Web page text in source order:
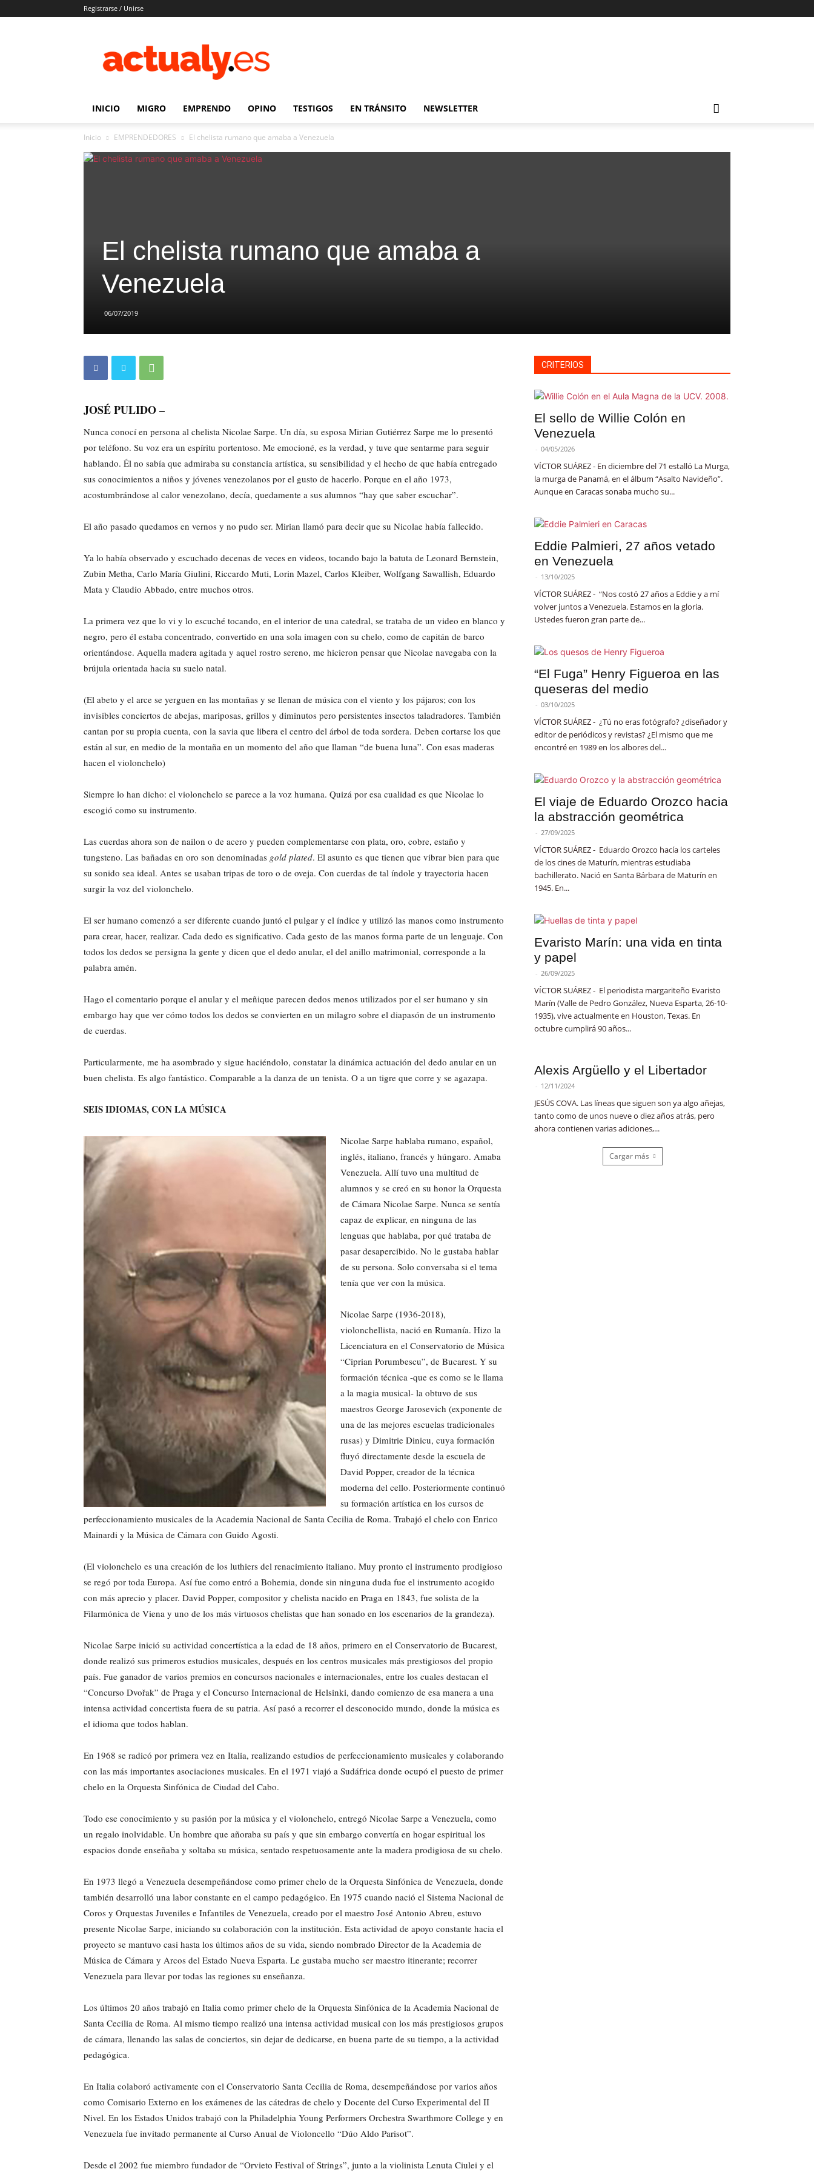
Registrarse / Unirse
|
Noticias
venezolanos
INICIO MIGRO EMPRENDO OPINO TESTIGOS EN TRÁNSITO NEWSLETTER
Inicio EMPRENDEDORES El chelista rumano que amaba a Venezuela
El chelista rumano que amaba a
Venezuela
06/07/2019
JOSÉ PULIDO –
Nunca conocí en persona al chelista Nicolae Sarpe. Un día, su esposa Mirian Gutiérrez Sarpe me lo presentó
por teléfono. Su voz era un espíritu portentoso. Me emocioné, es la verdad, y tuve que sentarme para seguir
hablando. Él no sabía que admiraba su constancia artística, su sensibilidad y el hecho de que había entregado
sus conocimientos a niños y jóvenes venezolanos por el gusto de hacerlo. Porque en el año 1973,
acostumbrándose al calor venezolano, decía, quedamente a sus alumnos “hay que saber escuchar”.
El año pasado quedamos en vernos y no pudo ser. Mirian llamó para decir que su Nicolae había fallecido.
Ya lo había observado y escuchado decenas de veces en videos, tocando bajo la batuta de Leonard Bernstein,
Zubin Metha, Carlo María Giulini, Riccardo Muti, Lorin Mazel, Carlos Kleiber, Wolfgang Sawallish, Eduardo
Mata y Claudio Abbado, entre muchos otros.
La primera vez que lo vi y lo escuché tocando, en el interior de una catedral, se trataba de un video en blanco y
negro, pero él estaba concentrado, convertido en una sola imagen con su chelo, como de capitán de barco
orientándose. Aquella madera agitada y aquel rostro sereno, me hicieron pensar que Nicolae navegaba con la
brújula orientada hacia su suelo natal.
(El abeto y el arce se yerguen en las montañas y se llenan de música con el viento y los pájaros; con los
invisibles conciertos de abejas, mariposas, grillos y diminutos pero persistentes insectos taladradores. También
cantan por su propia cuenta, con la savia que libera el centro del árbol de toda sordera. Deben cortarse los que
están al sur, en medio de la montaña en un momento del año que llaman “de buena luna”. Con esas maderas
hacen el violonchelo)
Siempre lo han dicho: el violonchelo se parece a la voz humana. Quizá por esa cualidad es que Nicolae lo
escogió como su instrumento.
Las cuerdas ahora son de nailon o de acero y pueden complementarse con plata, oro, cobre, estaño y
tungsteno. Las bañadas en oro son denominadas gold plated. El asunto es que tienen que vibrar bien para que
su sonido sea ideal. Antes se usaban tripas de toro o de oveja. Con cuerdas de tal índole y trayectoria hacen
surgir la voz del violonchelo.
El ser humano comenzó a ser diferente cuando juntó el pulgar y el índice y utilizó las manos como instrumento
para crear, hacer, realizar. Cada dedo es significativo. Cada gesto de las manos forma parte de un lenguaje. Con
todos los dedos se persigna la gente y dicen que el dedo anular, el del anillo matrimonial, corresponde a la
palabra amén.
Hago el comentario porque el anular y el meñique parecen dedos menos utilizados por el ser humano y sin
embargo hay que ver cómo todos los dedos se convierten en un milagro sobre el diapasón de un instrumento
de cuerdas.
Particularmente, me ha asombrado y sigue haciéndolo, constatar la dinámica actuación del dedo anular en un
buen chelista. Es algo fantástico. Comparable a la danza de un tenista. O a un tigre que corre y se agazapa.
SEIS IDIOMAS, CON LA MÚSICA
Nicolae Sarpe hablaba rumano, español,
inglés, italiano, francés y húngaro. Amaba
Venezuela. Allí tuvo una multitud de
alumnos y se creó en su honor la Orquesta
de Cámara Nicolae Sarpe. Nunca se sentía
capaz de explicar, en ninguna de las
lenguas que hablaba, por qué trataba de
pasar desapercibido. No le gustaba hablar
de su persona. Solo conversaba si el tema
tenía que ver con la música.
Nicolae Sarpe (1936-2018),
violonchellista, nació en Rumanía. Hizo la
Licenciatura en el Conservatorio de Música
“Ciprian Porumbescu”, de Bucarest. Y su
formación técnica -que es como se le llama
a la magia musical- la obtuvo de sus
maestros George Jarosevich (exponente de
una de las mejores escuelas tradicionales
rusas) y Dimitrie Dinicu, cuya formación
fluyó directamente desde la escuela de
David Popper, creador de la técnica
moderna del cello. Posteriormente continuó
su formación artística en los cursos de
perfeccionamiento musicales de la Academia Nacional de Santa Cecilia de Roma. Trabajó el chelo con Enrico
Mainardi y la Música de Cámara con Guido Agosti.
(El violonchelo es una creación de los luthiers del renacimiento italiano. Muy pronto el instrumento prodigioso
se regó por toda Europa. Así fue como entró a Bohemia, donde sin ninguna duda fue el instrumento acogido
con más aprecio y placer. David Popper, compositor y chelista nacido en Praga en 1843, fue solista de la
Filarmónica de Viena y uno de los más virtuosos chelistas que han sonado en los escenarios de la grandeza).
Nicolae Sarpe inició su actividad concertística a la edad de 18 años, primero en el Conservatorio de Bucarest,
donde realizó sus primeros estudios musicales, después en los centros musicales más prestigiosos del propio
país. Fue ganador de varios premios en concursos nacionales e internacionales, entre los cuales destacan el
“Concurso Dvořak” de Praga y el Concurso Internacional de Helsinki, dando comienzo de esa manera a una
intensa actividad concertista fuera de su patria. Así pasó a recorrer el desconocido mundo, donde la música es
el idioma que todos hablan.
En 1968 se radicó por primera vez en Italia, realizando estudios de perfeccionamiento musicales y colaborando
con las más importantes asociaciones musicales. En el 1971 viajó a Sudáfrica donde ocupó el puesto de primer
chelo en la Orquesta Sinfónica de Ciudad del Cabo.
Todo ese conocimiento y su pasión por la música y el violonchelo, entregó Nicolae Sarpe a Venezuela, como
un regalo inolvidable. Un hombre que añoraba su país y que sin embargo convertía en hogar espiritual los
espacios donde enseñaba y soltaba su música, sentado respetuosamente ante la madera prodigiosa de su chelo.
En 1973 llegó a Venezuela desempeñándose como primer chelo de la Orquesta Sinfónica de Venezuela, donde
también desarrolló una labor constante en el campo pedagógico. En 1975 cuando nació el Sistema Nacional de
Coros y Orquestas Juveniles e Infantiles de Venezuela, creado por el maestro José Antonio Abreu, estuvo
presente Nicolae Sarpe, iniciando su colaboración con la institución. Esta actividad de apoyo constante hacia el
proyecto se mantuvo casi hasta los últimos años de su vida, siendo nombrado Director de la Academia de
Música de Cámara y Arcos del Estado Nueva Esparta. Le gustaba mucho ser maestro itinerante; recorrer
Venezuela para llevar por todas las regiones su enseñanza.
Los últimos 20 años trabajó en Italia como primer chelo de la Orquesta Sinfónica de la Academia Nacional de
Santa Cecilia de Roma. Al mismo tiempo realizó una intensa actividad musical con los más prestigiosos grupos
de cámara, llenando las salas de conciertos, sin dejar de dedicarse, en buena parte de su tiempo, a la actividad
pedagógica.
En Italia colaboró activamente con el Conservatorio Santa Cecilia de Roma, desempeñándose por varios años
como Comisario Externo en los exámenes de las cátedras de chelo y Docente del Curso Experimental del II
Nivel. En los Estados Unidos trabajó con la Philadelphia Young Performers Orchestra Swarthmore College y en
Venezuela fue invitado permanente al Curso Anual de Violoncello “Dúo Aldo Parisot”.
Desde el 2002 fue miembro fundador de “Orvieto Festival of Strings”, junto a la violinista Lenuta Ciulei y el
CRITERIOS
El sello de Willie Colón en
Venezuela
- 04/05/2026
VÍCTOR SUÁREZ - En diciembre del 71 estalló La Murga,
la murga de Panamá, en el álbum “Asalto Navideño”.
Aunque en Caracas sonaba mucho su...
Eddie Palmieri, 27 años vetado
en Venezuela
- 13/10/2025
VÍCTOR SUÁREZ - “Nos costó 27 años a Eddie y a mí
volver juntos a Venezuela. Estamos en la gloria.
Ustedes fueron gran parte de...
“El Fuga” Henry Figueroa en las
queseras del medio
- 03/10/2025
VÍCTOR SUÁREZ - ¿Tú no eras fotógrafo? ¿diseñador y
editor de periódicos y revistas? ¿El mismo que me
encontré en 1989 en los albores del...
El viaje de Eduardo Orozco hacia
la abstracción geométrica
- 27/09/2025
VÍCTOR SUÁREZ - Eduardo Orozco hacía los carteles
de los cines de Maturín, mientras estudiaba
bachillerato. Nació en Santa Bárbara de Maturín en
1945. En...
Evaristo Marín: una vida en tinta
y papel
- 26/09/2025
VÍCTOR SUÁREZ - El periodista margariteño Evaristo
Marín (Valle de Pedro González, Nueva Esparta, 26-10-
1935), vive actualmente en Houston, Texas. En
octubre cumplirá 90 años...
Alexis Argüello y el Libertador
- 12/11/2024
JESÚS COVA. Las líneas que siguen son ya algo añejas,
tanto como de unos nueve o diez años atrás, pero
ahora contienen varias adiciones,...
Cargar más